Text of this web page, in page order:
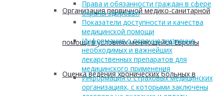
Организация первичной медико-санитарной
помощи в условиях меняющейся Европы
Оценка ведения хронических больных в
Права и обязанности граждан в сфере
охраны здоровья
Показатели доступности и качества
медицинской помощи
Информация о перечне жизненно
необходимых и важнейших
лекарственных препаратов для
медицинского применения
Информация о страховых медицинских
организациях, с которыми заключены